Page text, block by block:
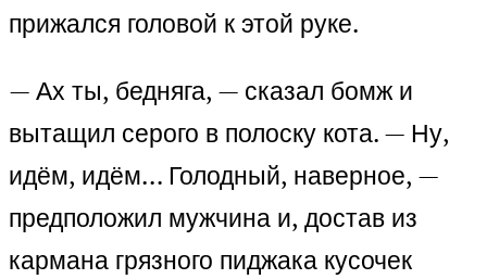
прижался головой к этой руке.
— Ах ты, бедняга, — сказал бомж и
вытащил серого в полоску кота. — Ну,
идём, идём… Голодный, наверное, —
предположил мужчина и, достав из
кармана грязного пиджака кусочек